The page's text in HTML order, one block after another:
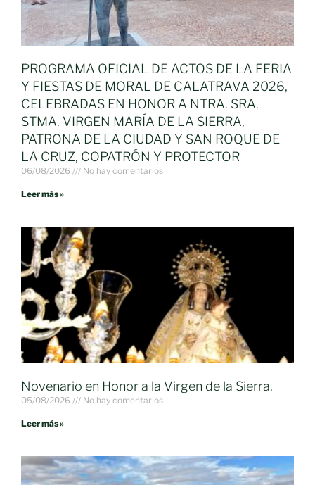
PROGRAMA OFICIAL DE ACTOS DE LA FERIA
Y FIESTAS DE MORAL DE CALATRAVA 2026,
CELEBRADAS EN HONOR A NTRA. SRA.
STMA. VIRGEN MARÍA DE LA SIERRA,
PATRONA DE LA CIUDAD Y SAN ROQUE DE
LA CRUZ, COPATRÓN Y PROTECTOR
06/08/2026 No hay comentarios
Leer más »
Novenario en Honor a la Virgen de la Sierra.
05/08/2026 No hay comentarios
Leer más »